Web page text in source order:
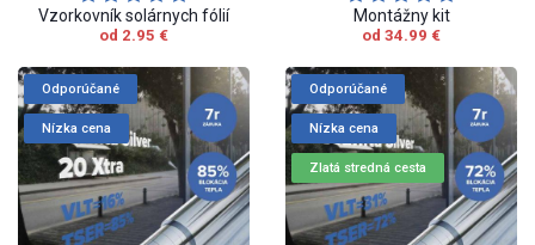
Vzorkovník solárnych fólií
od 2.95 €
Montážny kit
od 34.99 €
Odporúčané
Nízka cena
Odporúčané
Nízka cena
Zlatá stredná cesta